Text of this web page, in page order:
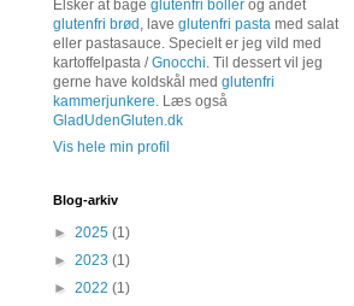
Elsker at bage glutenfri boller og andet
glutenfri brød , lave glutenfri pasta med salat
eller pastasauce. Specielt er jeg vild med
kartoffelpasta /Gnocchi. Til dessert vil jeg
gerne have koldskål med glutenfri
kammerjunkere. Læs også
GladUdenGluten.dk
Vis hele min profil
Blog-arkiv
► 2025 (1)
► 2023 (1)
► 2022 (1)